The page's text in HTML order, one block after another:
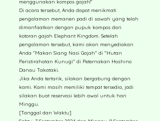
menggunakan kompos gajah!"
Di acara tersebut, Anda dapat menikmati
pengalaman memanen padi di sawah yang telah
dimanfaatkan dengan pupuk kompos dari
kotoran gajah Elephant Kingdom. Setelah
pengalaman tersebut, kami akan menyediakan
Anda "Makan Siang Nasi Gajah" di "Hutan
Peristirahatan Kunugi" di Peternakan Hoshino
Danau Takataki.
Jika Anda tertarik, silakan bergabung dengan
kami. Kami masih memiliki tempat tersedia, jadi
silakan buat reservasi lebih awal untuk hari
Minggu.
[Tanggal dan Waktu]